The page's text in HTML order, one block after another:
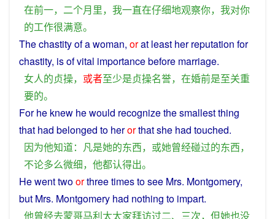
在前一， 二个月里， 我一直在仔细地观察你， 我对你
的工作很满意。
Thechastityofawoman, orat least herreputation for
chastity, isof vital importancebefore marriage.
女人的贞操， 或者至少是贞操名誉， 在婚前是至关重
要的。
For he knew hewould recognizethesmallestthing
that had belonged to herorthatshe had touched.
因为他知道： 凡是她的东西， 或她曾经碰过的东西，
不论多么微细， 他都认得出。
Hewent twoorthree timestosee Mrs. Montgomery,
but Mrs. Montgomery had nothing to impart.
他曾经去蒙哥马利太太家拜访过二、三次， 但她也没